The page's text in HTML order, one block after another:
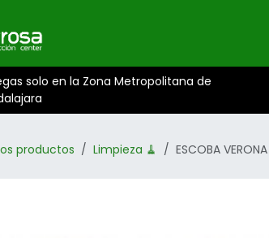
solo en la Zona Metropolitana de
productos Limpieza 🧹 ESCOBA